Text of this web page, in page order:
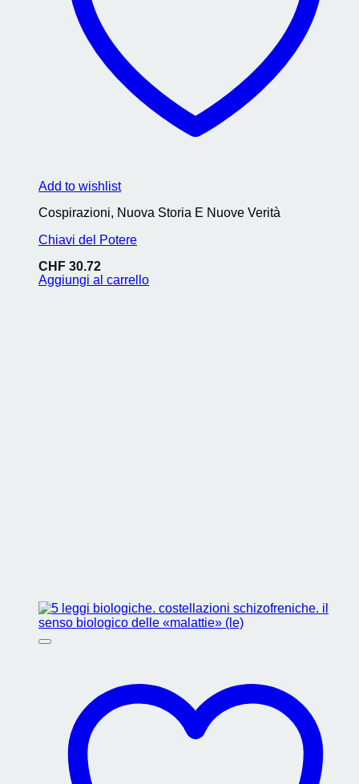
Add to wishlist
Cospirazioni, Nuova Storia E Nuove Verità
Chiavi del Potere
CHF 30.72
Aggiungi al carrello